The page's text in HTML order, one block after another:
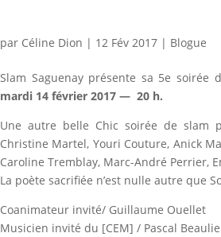
par Céline Dion | 12 Fév 2017 | Blogue
Slam Saguenay présente sa 5e
mardi 14 février 2017 — 20 h.
Une autre belle Chic soirée de slam
Christine Martel, Youri Couture, Anick
Caroline Tremblay, Marc-André Perrier,
La poète sacrifiée n’est nulle autre que
Coanimateur invité/ Guillaume Ouellet
Musicien invité du [CEM] / Pascal